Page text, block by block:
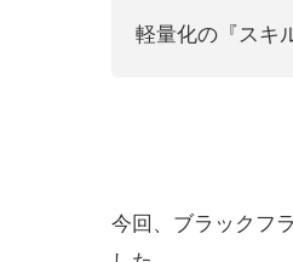
軽量化の『スキ
今回、ブラックフ